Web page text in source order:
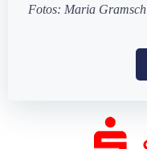
Fotos: Maria Gramsch